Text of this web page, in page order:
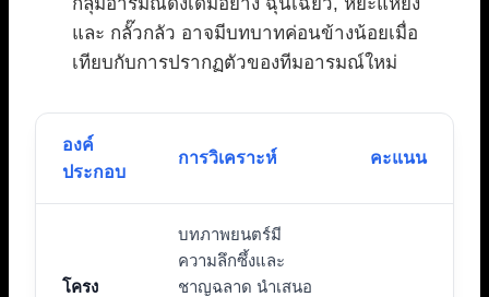
และ กลั๊วกลัว อาจมีบทบาทค่อนข้างน้อยเมื่อ
เทียบกับการปรากฏตัวของทีมอารมณ์ใหม่
องค์
ประกอบ
การวิเคราะห์ คะแนน
โครง
บทภาพยนตร์มี
ความลึกซึ้งและ
ชาญฉลาด นำเสนอ